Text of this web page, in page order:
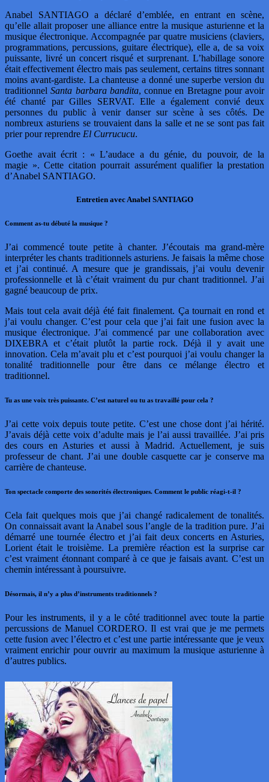
Anabel SANTIAGO a déclaré d’emblée, en entrant en scène,
qu’elle allait proposer une alliance entre la musique asturienne et la
musique électronique. Accompagnée par quatre musiciens (claviers,
programmations, percussions, guitare électrique), elle a, de sa voix
puissante, livré un concert risqué et surprenant. L’habillage sonore
était effectivement électro mais pas seulement, certains titres sonnant
moins avant-gardiste. La chanteuse a donné une superbe version du
traditionnelSanta barbara bandita, connue en Bretagne pour avoir
été chanté par Gilles SERVAT. Elle a également convié deux
personnes du public à venir danser sur scène à ses côtés. De
nombreux asturiens se trouvaient dans la salle et ne se sont pas fait
prier pour reprendre El Currucucu.
Goethe avait écrit : « L’audace a du génie, du pouvoir, de la
magie ». Cette citation pourrait assurément qualifier la prestation
d’Anabel SANTIAGO.
Entretien avec Anabel SANTIAGO
Comment as-tu débuté la musique ?
J’ai commencé toute petite à chanter. J’écoutais ma grand-mère
interpréter les chants traditionnels asturiens. Je faisais la même chose
et j’ai continué. A mesure que je grandissais, j’ai voulu devenir
professionnelle et là c’était vraiment du pur chant traditionnel. J’ai
gagné beaucoup de prix.
Mais tout cela avait déjà été fait finalement. Ça tournait en rond et
j’ai voulu changer. C’est pour cela que j’ai fait une fusion avec la
musique électronique. J’ai commencé par une collaboration avec
DIXEBRA et c’était plutôt la partie rock. Déjà il y avait une
innovation. Cela m’avait plu et c’est pourquoi j’ai voulu changer la
tonalité traditionnelle pour être dans ce mélange électro et
traditionnel.
Tu as une voix très puissante. C’est naturel ou tu as travaillé pour cela ?
J’ai cette voix depuis toute petite. C’est une chose dont j’ai hérité.
J’avais déjà cette voix d’adulte mais je l’ai aussi travaillée. J’ai pris
des cours en Asturies et aussi à Madrid. Actuellement, je suis
professeur de chant. J’ai une double casquette car je conserve ma
carrière de chanteuse.
Ton spectacle comporte des sonorités électroniques. Comment le public réagi-t-il ?
Cela fait quelques mois que j’ai changé radicalement de tonalités.
On connaissait avant la Anabel sous l’angle de la tradition pure. J’ai
démarré une tournée électro et j’ai fait deux concerts en Asturies,
Lorient était le troisième. La première réaction est la surprise car
c’est vraiment étonnant comparé à ce que je faisais avant. C’est un
chemin intéressant à poursuivre.
Désormais, il n’y a plus d’instruments traditionnels ?
Pour les instruments, il y a le côté traditionnel avec toute la partie
percussions de Manuel CORDERO. Il est vrai que je me permets
cette fusion avec l’électro et c’est une partie intéressante que je veux
vraiment enrichir pour ouvrir au maximum la musique asturienne à
d’autres publics.